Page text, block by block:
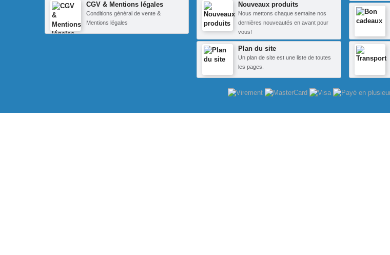
CGV & Mentions légales
Conditions général de vente &
Mentions légales
Nouveaux produits
Nous mettons chaque semaine nos
dernières nouveautés en avant pour
vous!
Plan du site
Un plan de site est une liste de toutes
les pages.